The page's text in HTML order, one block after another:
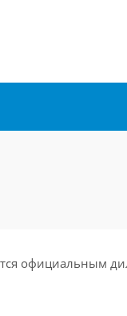
официальным